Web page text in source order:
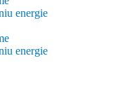
energie
energie